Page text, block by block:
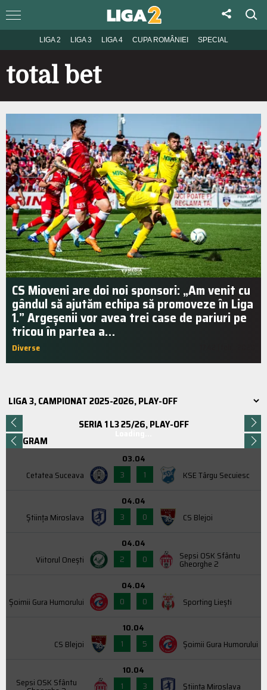
LIGA 2 LIGA 3 LIGA 4 CUPA ROMÂNIEI SPECIAL
total bet
CS Mioveni are doi noi sponsori: „Am venit cu
gândul să ajutăm echipa să promoveze în Liga
1.” Argeșenii vor avea trei case de pariuri pe
tricou în partea a…
Diverse
SERIA 1 L3 25/26, PLAY-OFF
PROGRAM
Cetatea Suceava
03.04
3
1 KSE Târgu Secuiesc
Știința Miroslava
04.04
3
0 CS Blejoi
Viitorul Onești
04.04
2
0 Sepsi OSK Sfântu
Gheorghe 2
Şoimii Gura Humorului
04.04
0
0 Sporting Liești
CS Blejoi
10.04
1
5 Şoimii Gura Humorului
Sepsi OSK Sfântu
10.04
1
3 Știința Miroslava